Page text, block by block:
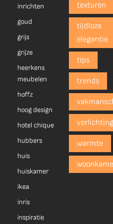
inrichten
goud
grijs
grijze
heerkens
meubelen
hoffz
hoog design
hotel chique
hubbers
huis
huiskamer
ikea
inris
inspiratie
texturen
tijdloze
elegantie
tips
trends
warmte